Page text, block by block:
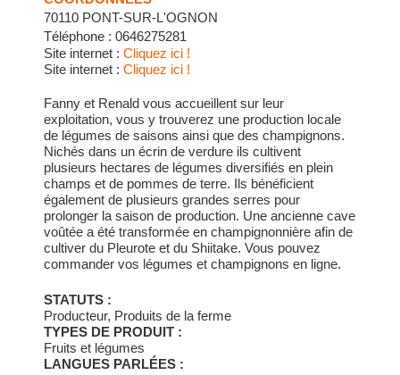
70110 PONT-SUR-L'OGNON
Téléphone : 0646275281
Site internet :Cliquez ici !
Site internet :Cliquez ici !
Fanny et Renald vous accueillent sur leur
exploitation, vous y trouverez une production locale
de légumes de saisons ainsi que des champignons.
Nichés dans un écrin de verdure ils cultivent
plusieurs hectares de légumes diversifiés en plein
champs et de pommes de terre. Ils bénéficient
également de plusieurs grandes serres pour
prolonger la saison de production. Une ancienne cave
voûtée a été transformée en champignonnière afin de
cultiver du Pleurote et du Shiitake. Vous pouvez
commander vos légumes et champignons en ligne.
vendredi de 14h à 19h.
STATUTS :
Producteur, Produits de la ferme
TYPES DE PRODUIT :
Fruits et légumes
LANGUES PARLÉES :